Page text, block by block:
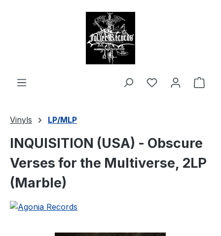
Vinyls LP/MLP
INQUISITION (USA) - Obscure
Verses for the Multiverse, 2LP
(Marble)